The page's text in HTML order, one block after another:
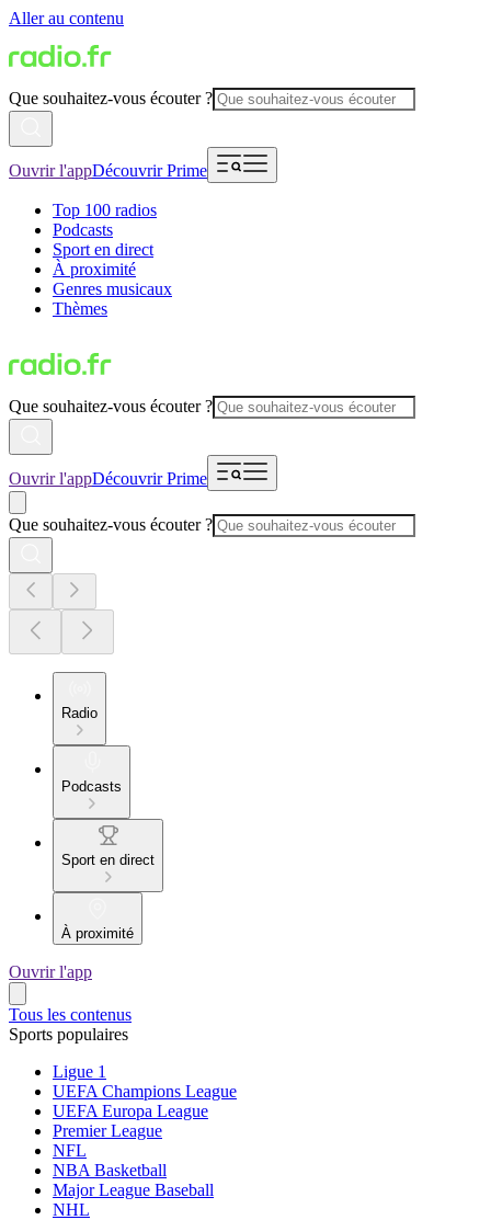
Aller au contenu
Que souhaitez-vous écouter ?
Ouvrir l'appDécouvrir Prime
Top 100 radios
Podcasts
Sport en direct
À proximité
Genres musicaux
Thèmes
Que souhaitez-vous écouter ?
Ouvrir l'appDécouvrir Prime
Que souhaitez-vous écouter ?
Radio
Podcasts
Sport en direct
À proximité
Ouvrir l'app
Tous les contenus
Sports populaires
Ligue 1
UEFA Champions League
UEFA Europa League
Premier League
NFL
NBA Basketball
Major League Baseball
NHL